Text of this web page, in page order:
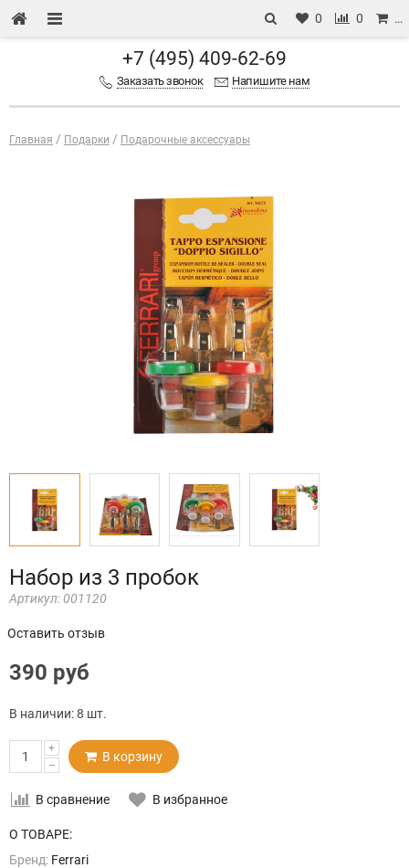
0 0 …
+7 (495) 409-62-69
Заказать звонок Напишите нам
Главная Подарки Подарочные аксессуары
Набор из 3 пробок
Артикул: 001120
Оставить отзыв
390 руб
В наличии:8 шт.
+
–
В корзину
В сравнение В избранное
О ТОВАРЕ:
Бренд: Ferrari